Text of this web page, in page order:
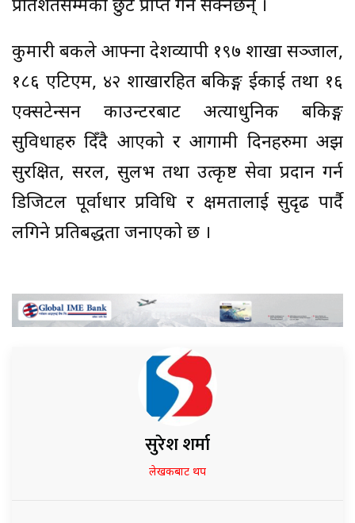
प्रतिशतसम्मको छुट प्राप्त गर्न सक्नेछन् ।
कुमारी बैंकले आफ्ना देशव्यापी १९७ शाखा सञ्जाल,
१८६ एटिएम, ४२ शाखारहित बैंकिङ्ग ईकाई तथा १६
एक्सटेन्सन काउन्टरबाट अत्याधुनिक बैंकिङ्ग
सुविधाहरु दिँदै आएको र आगामी दिनहरुमा अझ
सुरक्षित, सरल, सुलभ तथा उत्कृष्ट सेवा प्रदान गर्न
डिजिटल पूर्वाधार प्रविधि र क्षमतालाई सुदृढ पार्दै
लगिने प्रतिबद्धता जनाएको छ ।
सुरेश शर्मा
लेखकबाट थप